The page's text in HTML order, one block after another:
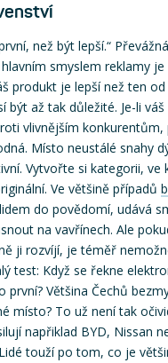
než být lepší.“
smyslem reklamy
produkt je lepší než ten od
být až tak důležité. Je-li
vlivnějším konkurentům,
Místo neustálé snahy
Vytvořte si kategorii, ve
Ve většině případů
do povědomí, udává
na vavřínech. Ale
ji rozvíjí, je téměř
test: Když se řekne
první? Většina Čechů
místo? To už není tak
napřiklad BYD, Nissan
touží po tom, co je